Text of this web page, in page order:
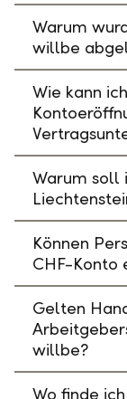
Warum
willbe
Wie kann
Warum soll
Können
CHF-Konto
Gelten
willbe?
Wo finde